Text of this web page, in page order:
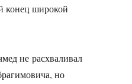
конец широкой
не расхваливал
но